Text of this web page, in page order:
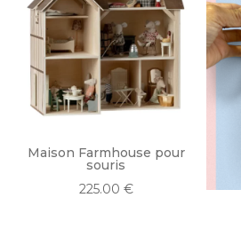
Maison Farmhouse pour
souris
225.00 €